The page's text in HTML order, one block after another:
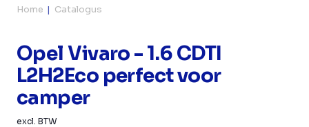
Home Catalogus
Opel Vivaro - 1.6 CDTI
L2H2Eco perfect voor
camper
excl. BTW